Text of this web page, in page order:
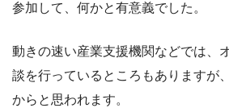
参加して、何かと有意義でした。
動きの速い産業支援機関などでは、
談を行っているところもありますが
からと思われます。